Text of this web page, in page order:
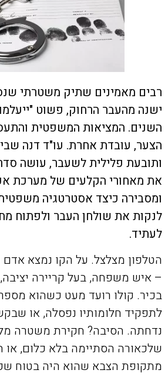
רבים מאמינים שתיק משטרתי
ישנה מהעבר הרחוק, פשוט
השנים. המציאות המשפטית
הצער, עובדת אחרת. עו"ד דנה
ותובעת פלילית לשעבר, עושה
את מאחורי הקלעים של מערכת
ומסבירה כיצד אסטרטגיה
לנקות את שולחן העבר ולפתוח
לעתיד.
הטלפון מצלצל. על הקו נמצא אדם
– איש משפחה, בעל קריירה
בכיר. קולו רועד מעט כשהוא
לתפקיד חלומותיו נפסלה, או
נדחתה. הסיבה? חקירת משטרה
שלכאורה הסתיימה בלא כלום,
מתקופת הצבא שהוא היה בטוח